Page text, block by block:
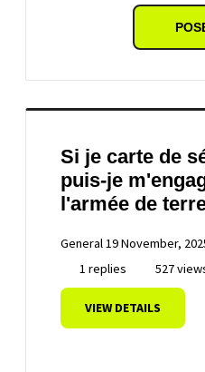
Si je carte de
puis-je
l'armée de
General19 November,
1 replies
527
VIEW DETAILS